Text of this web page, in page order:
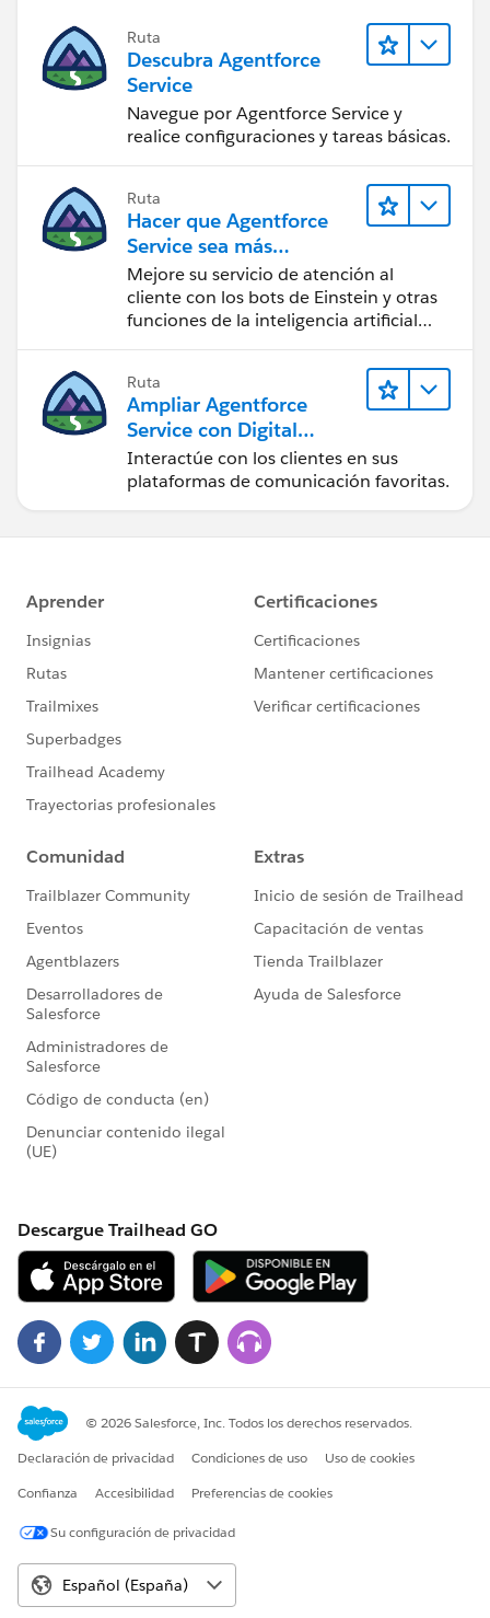
Ruta
Descubra Agentforce
Service
Navegue por Agentforce Service y
realice configuraciones y tareas básicas.
Ruta
Hacer que Agentforce
Service sea más
inteligente
Mejore su servicio de atención al
cliente con los bots de Einstein y otras
funciones de la inteligencia artificial
Ruta
Ampliar Agentforce
Service con Digital
Engagement
Interactúe con los clientes en sus
plataformas de comunicación favoritas.